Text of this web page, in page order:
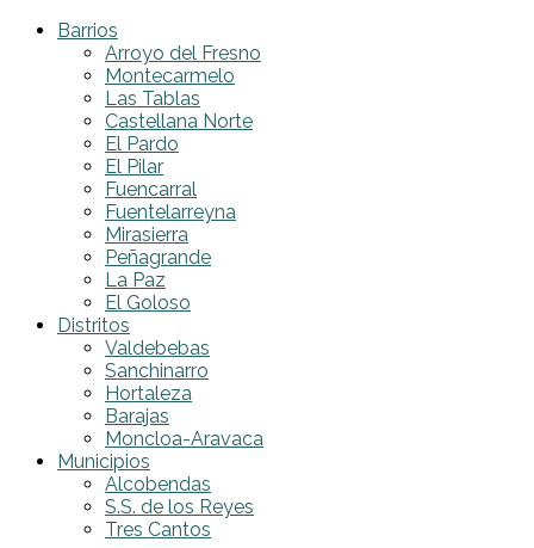
Barrios
Arroyo del Fresno
Montecarmelo
Las Tablas
Castellana Norte
El Pardo
El Pilar
Fuencarral
Fuentelarreyna
Mirasierra
Peñagrande
La Paz
El Goloso
Distritos
Valdebebas
Sanchinarro
Hortaleza
Barajas
Moncloa-Aravaca
Municipios
Alcobendas
S.S. de los Reyes
Tres Cantos